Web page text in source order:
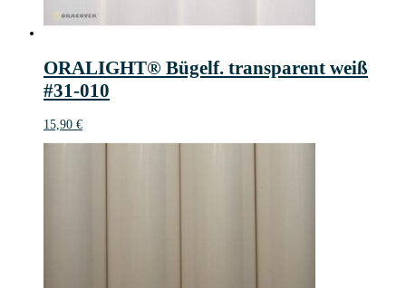
ORALIGHT® Bügelf. transparent weiß
#31-010
15,90 €